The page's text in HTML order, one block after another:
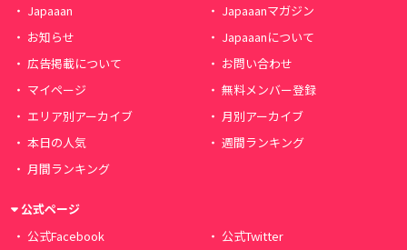
Japaaan
Japaaanマガジン
お知らせ
Japaaanについて
広告掲載について
お問い合わせ
マイページ
無料メンバー登録
エリア別アーカイブ
月別アーカイブ
本日の人気
週間ランキング
月間ランキング
公式ページ
公式Facebook
公式Twitter